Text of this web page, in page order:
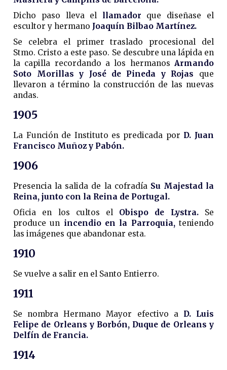
Dicho paso lleva el llamador que diseñase el
escultor y hermano Joaquín Bilbao Martínez.
Se celebra el primer traslado procesional del
Stmo. Cristo a este paso. Se descubre una lápida en
la capilla recordando a los hermanos Armando
Soto Morillas y José de Pineda y Rojas que
llevaron a término la construcción de las nuevas
andas.
1905
La Función de Instituto es predicada por D. Juan
Francisco Muñoz y Pabón.
1906
Presencia la salida de la cofradía Su Majestad la
Reina, junto con la Reina de Portugal.
Oficia en los cultos el Obispo de Lystra.Se
produce un incendio en la Parroquia,teniendo
las imágenes que abandonar esta.
1910
Se vuelve a salir en el Santo Entierro.
1911
Se nombra Hermano Mayor efectivo a D. Luis
Felipe de Orleans y Borbón, Duque de Orleans y
Delfín de Francia.
1914